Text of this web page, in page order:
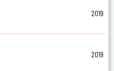
2019
2019